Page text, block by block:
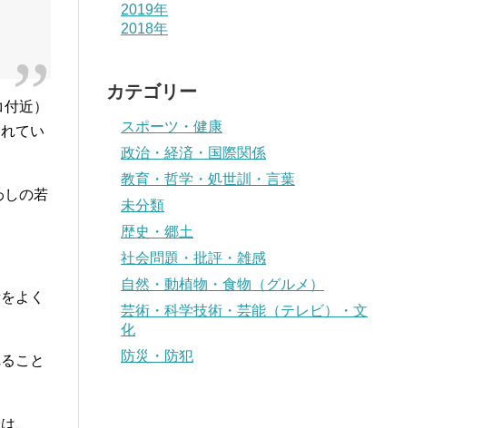
近）
てい
しの若
よく
こと
、
2019年
2018年
カテゴリー
スポーツ・健康
政治・経済・国際関係
教育・哲学・処世訓・言葉
未分類
歴史・郷土
社会問題・批評・雑感
自然・動植物・食物（グルメ）
芸術・科学技術・芸能（テレビ）・文
化
防災・防犯